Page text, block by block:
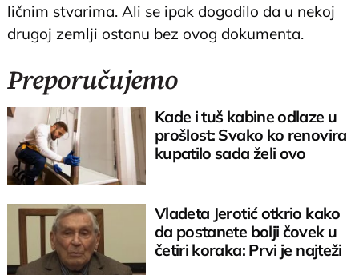
ličnim stvarima. Ali se ipak dogodilo da u nekoj
drugoj zemlji ostanu bez ovog dokumenta.
Preporučujemo
Kade i tuš kabine odlaze u
prošlost: Svako ko renovira
kupatilo sada želi ovo
Vladeta Jerotić otkrio kako
da postanete bolji čovek u
četiri koraka: Prvi je najteži